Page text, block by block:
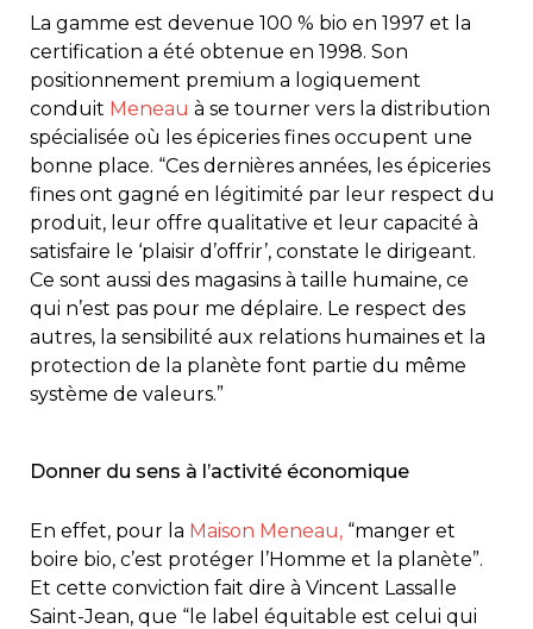
La gamme est devenue 100 % bio en 1997 et la
certification a été obtenue en 1998. Son
positionnement premium a logiquement
conduit Meneau à se tourner vers la distribution
spécialisée où les épiceries fines occupent une
bonne place. “Ces dernières années, les épiceries
fines ont gagné en légitimité par leur respect du
produit, leur offre qualitative et leur capacité à
satisfaire le ‘plaisir d’offrir’, constate le dirigeant.
Ce sont aussi des magasins à taille humaine, ce
qui n’est pas pour me déplaire. Le respect des
autres, la sensibilité aux relations humaines et la
protection de la planète font partie du même
système de valeurs.”
Donner du sens à l’activité économique
En effet, pour la Maison Meneau, “manger et
boire bio, c’est protéger l’Homme et la planète”.
Et cette conviction fait dire à Vincent Lassalle
Saint-Jean, que “le label équitable est celui qui